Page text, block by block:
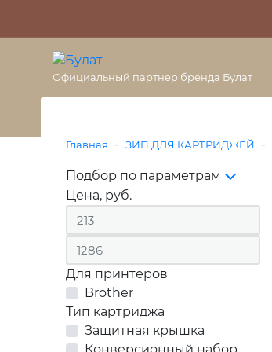
+7 (495) 477-56-25
Официальный партнер бренда Булат
Главная - ЗИП ДЛЯ КАРТРИДЖЕЙ -
Подбор по параметрам
Цена, руб.
Для принтеров
Brother
Тип картриджа
Защитная крышка